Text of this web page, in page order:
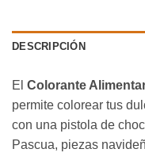
DESCRIPCIÓN
El Colorante
permite colorear tus
con una pistola de
Pascua, piezas